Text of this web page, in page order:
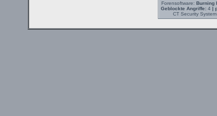
Forensoftware: Burning
Geblockte Angriffe:4 |
CT Security